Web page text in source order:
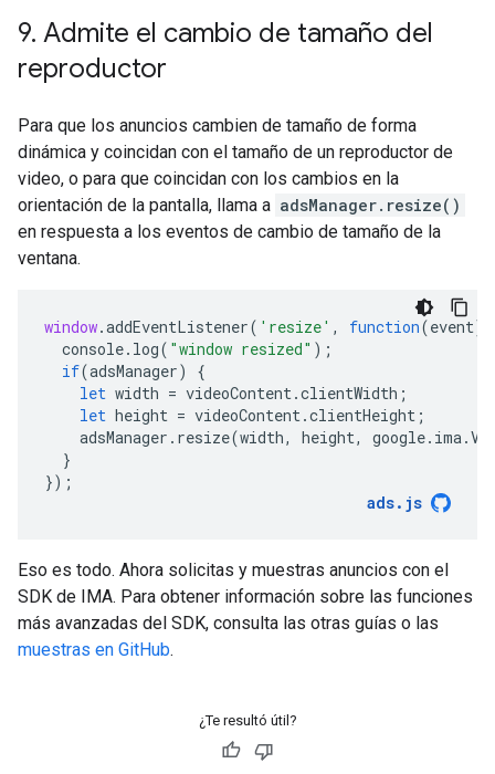
9. Admite el cambio de tamaño del
reproductor
Para que los anuncios cambien de tamaño de forma
dinámica y coincidan con el tamaño de un reproductor de
video, o para que coincidan con los cambios en la
orientación de la pantalla, llama a adsManager.resize()
en respuesta a los eventos de cambio de tamaño de la
ventana.
window.addEventListener( 'resize' , function(event)
console. log( "window resized" );
if(adsManager)
{
let width = videoContent.clientWidth ;
let height = videoContent.clientHeight ;
adsManager . resize(width, height, google. ima.
}
});
ads. js
Eso es todo. Ahora solicitas y muestras anuncios con el
SDK de IMA. Para obtener información sobre las funciones
más avanzadas del SDK, consulta las otras guías o las
muestras en GitHub.
¿Te resultó útil?